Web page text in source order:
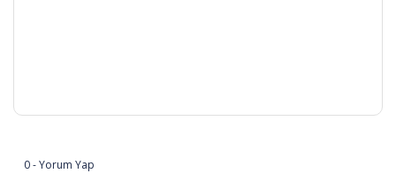
0 - Yorum Yap